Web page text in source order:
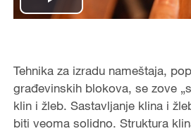
Play
Tehnika za izradu nameštaja,
građevinskih blokova, se zove
klin i žleb. Sastavljanje klina i
biti veoma solidno. Struktura